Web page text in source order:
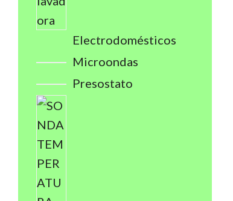
Electrodomésticos
Microondas
Presostato